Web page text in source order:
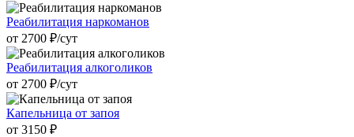
Реабилитация наркоманов
от 2700 ₽/cут
Реабилитация алкоголиков
от 2700 ₽/cут
Капельница от запоя
от 3150 ₽